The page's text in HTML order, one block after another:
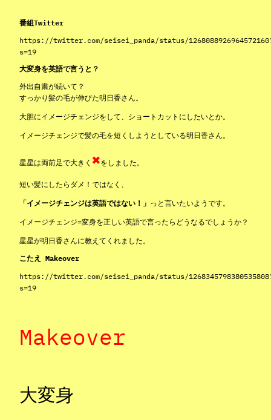
番組Twitter
https://twitter.com/seisei_panda/status/
s=19
大変身を英語で言うと？
外出自粛が続いて？
すっかり髪の毛が伸びた明日香さん。
大胆にイメージチェンジをして、ショートカットにしたいとか。
イメージチェンジで髪の毛を短くしようとしている明日香さん。
星星は両前足で大きく ✖をしました。
短い髪にしたらダメ！ではなく、
「イメージチェンジは英語ではない！」 っと言いたいようです。
イメージチェンジ=変身を正しい英語で言ったらどうなるでしょうか？
星星が明日香さんに教えてくれました。
こたえ Makeover
https://twitter.com/seisei_panda/status/
s=19
Makeover
大変身